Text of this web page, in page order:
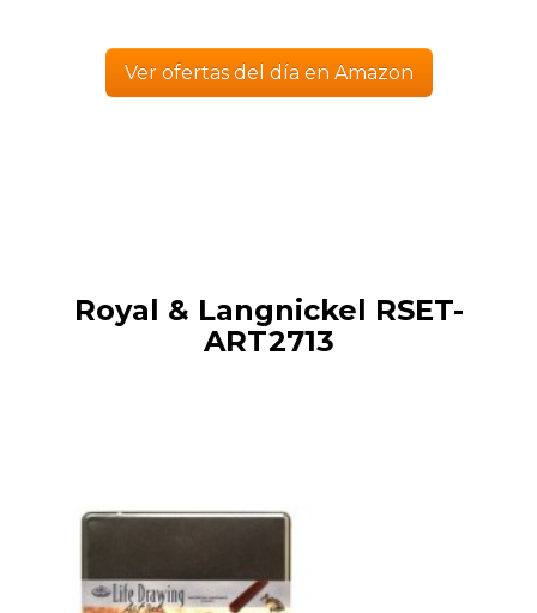
Ver ofertas del día en Amazon
Royal & Langnickel RSET-
ART2713